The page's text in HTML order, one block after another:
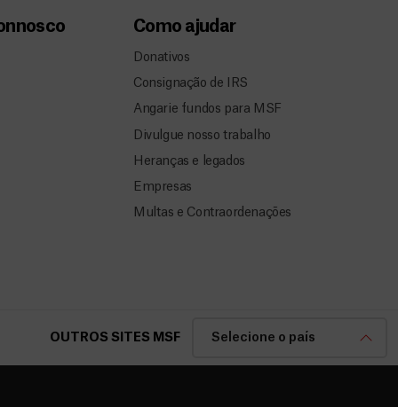
Como ajudar
Donativos
Consignação de IRS
Angarie fundos para MSF
Divulgue nosso trabalho
Heranças e legados
Empresas
Multas e Contraordenações
OUTROS SITES MSF Selecione o país